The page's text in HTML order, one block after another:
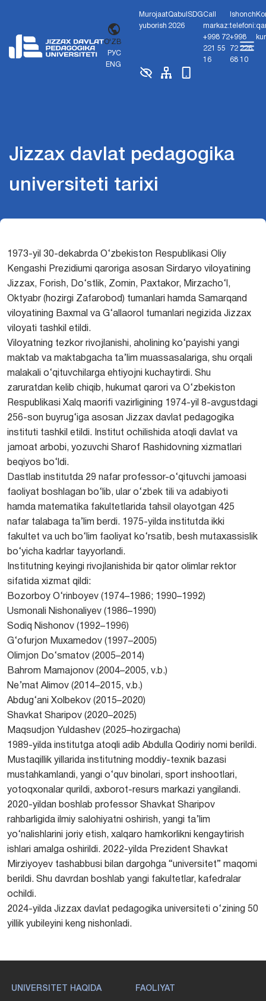
O'ZB
РУС
ENG
Murojaat
yuborish
Qabul
2026
SDGCall
markaz:
+998 72
221 55
16
Ishonch
telefoni:
+998
72 226
68 10
Jizzax davlat pedagogika
universiteti tarixi
1973-yil 30-dekabrda O‘zbekiston Respublikasi Oliy
Kengashi Prezidiumi qaroriga asosan Sirdaryo viloyatining
Jizzax, Forish, Do‘stlik, Zomin, Paxtakor, Mirzacho‘l,
Oktyabr (hozirgi Zafarobod) tumanlari hamda Samarqand
viloyatining Baxmal va G‘allaorol tumanlari negizida Jizzax
viloyati tashkil etildi.
Viloyatning tezkor rivojlanishi, aholining ko‘payishi yangi
maktab va maktabgacha ta’lim muassasalariga, shu orqali
malakali o‘qituvchilarga ehtiyojni kuchaytirdi. Shu
zaruratdan kelib chiqib, hukumat qarori va O‘zbekiston
Respublikasi Xalq maorifi vazirligining 1974-yil 8-avgustdagi
256-son buyrug‘iga asosan Jizzax davlat pedagogika
instituti tashkil etildi. Institut ochilishida atoqli davlat va
jamoat arbobi, yozuvchi Sharof Rashidovning xizmatlari
beqiyos bo‘ldi.
Dastlab institutda 29 nafar professor-o‘qituvchi jamoasi
faoliyat boshlagan bo‘lib, ular o‘zbek tili va adabiyoti
hamda matematika fakultetlarida tahsil olayotgan 425
nafar talabaga ta’lim berdi. 1975-yilda institutda ikki
fakultet va uch bo‘lim faoliyat ko‘rsatib, besh mutaxassislik
bo‘yicha kadrlar tayyorlandi.
Institutning keyingi rivojlanishida bir qator olimlar rektor
sifatida xizmat qildi:
Bozorboy O‘rinboyev (1974–1986; 1990–1992)
Usmonali Nishonaliyev (1986–1990)
Sodiq Nishonov (1992–1996)
G‘ofurjon Muxamedov (1997–2005)
Olimjon Do‘smatov (2005–2014)
Bahrom Mamajonov (2004–2005, v.b.)
Ne’mat Alimov (2014–2015, v.b.)
Abdug‘ani Xolbekov (2015–2020)
Shavkat Sharipov (2020–2025)
Maqsudjon Yuldashev (2025–hozirgacha)
1989-yilda institutga atoqli adib Abdulla Qodiriy nomi berildi.
Mustaqillik yillarida institutning moddiy-texnik bazasi
mustahkamlandi, yangi o‘quv binolari, sport inshootlari,
yotoqxonalar qurildi, axborot-resurs markazi yangilandi.
2020-yildan boshlab professor Shavkat Sharipov
rahbarligida ilmiy salohiyatni oshirish, yangi ta’lim
yo‘nalishlarini joriy etish, xalqaro hamkorlikni kengaytirish
ishlari amalga oshirildi. 2022-yilda Prezident Shavkat
Mirziyoyev tashabbusi bilan dargohga “universitet” maqomi
berildi. Shu davrdan boshlab yangi fakultetlar, kafedralar
ochildi.
2024-yilda Jizzax davlat pedagogika universiteti o‘zining 50
yillik yubileyini keng nishonladi.
UNIVERSITET HAQIDA FAOLIYAT